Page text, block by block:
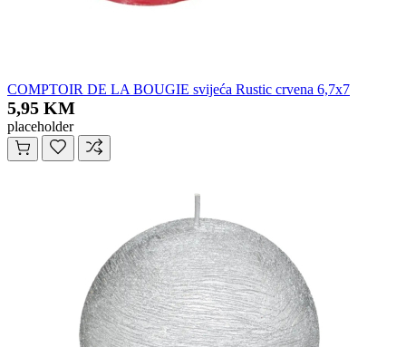
COMPTOIR DE LA BOUGIE svijeća Rustic crvena 6,7x7
5,95 KM
placeholder